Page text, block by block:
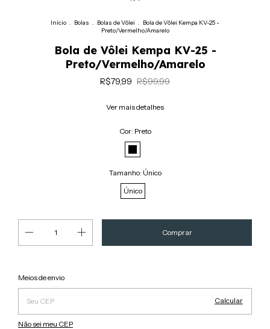
Início . Bolas . Bolas de Vôlei . Bola de Vôlei Kempa KV-25 -
Preto/Vermelho/Amarelo
Bola de Vôlei Kempa KV-25 -
Preto/Vermelho/Amarelo
R$79,99 R$99,99
Ver mais detalhes
Cor: Preto
Tamanho: Único
Único
Entregas para o CEP:
Meios de envio
Calcular
Não sei meu CEP